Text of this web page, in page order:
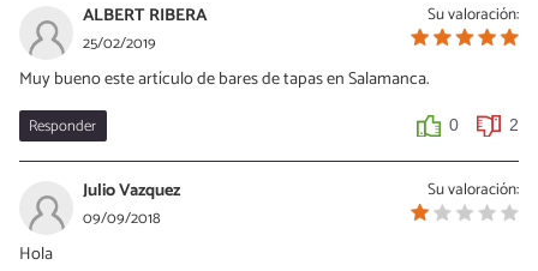
Su valoración:
ALBERT RIBERA
25/02/2019
Muy bueno este artículo de bares de tapas en Salamanca.
Responder 0 2
Su valoración:
Julio Vazquez
09/09/2018
Hola